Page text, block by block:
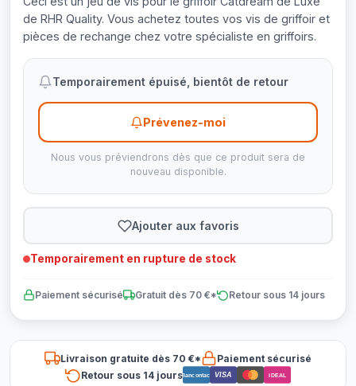
de RHR Quality. Vous achetez toutes vos vis de griffoir et
pièces de rechange chez votre spécialiste en griffoirs.
Temporairement épuisé, bientôt de retour
Prévenez-moi
Nous vous préviendrons dès que ce produit sera de
nouveau disponible.
Ajouter aux favoris
Temporairement en rupture de stock
Paiement sécurisé Gratuit dès 70 €* Retour sous 14 jours
Livraison gratuite dès 70 €*
Paiement sécurisé
Retour sous 14 joursBancontact VISA iDEAL